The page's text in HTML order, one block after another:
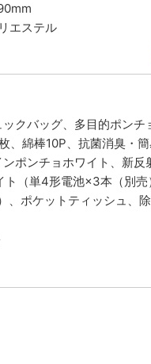
エステル
クバッグ、多目的ポンチ
、綿棒10P、抗菌消臭・
ポンチョホワイト、新
ト（単4形電池×3本（別
、ポケットティッシュ、